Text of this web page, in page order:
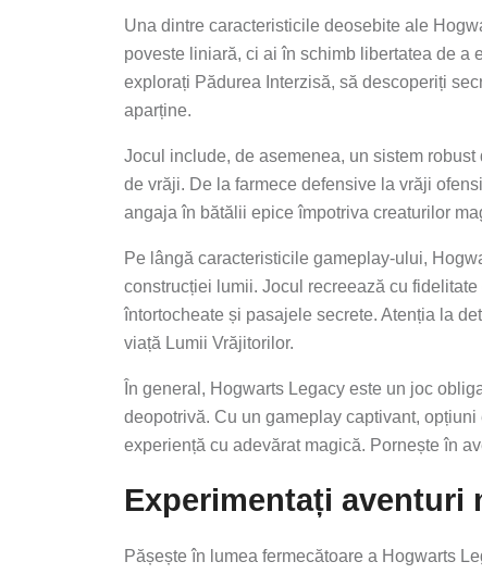
Una dintre caracteristicile deosebite ale
poveste liniară, ci ai în schimb libertatea de a
explorați Pădurea Interzisă, să descoperiți
aparține.
Jocul include, de asemenea, un sistem
de vrăji. De la farmece defensive la vrăji
angaja în bătălii epice împotriva creaturilor
Pe lângă caracteristicile gameplay-ului,
construcției lumii. Jocul recreează cu
întortocheate și pasajele secrete. Atenția la
viață Lumii Vrăjitorilor.
În general, Hogwarts Legacy este un joc
deopotrivă. Cu un gameplay captivant,
experiență cu adevărat magică. Pornește în
Experimentați aventuri
Pășește în lumea fermecătoare a Hogwarts